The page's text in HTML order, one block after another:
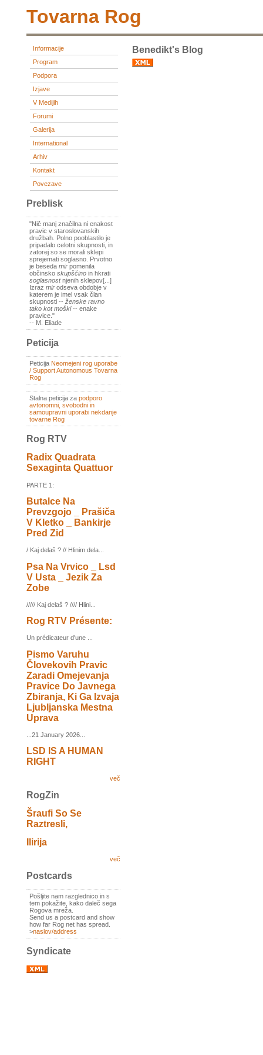
Tovarna Rog
Informacije
Program
Podpora
Izjave
V Medijih
Forumi
Galerija
International
Arhiv
Kontakt
Povezave
Preblisk
"Nič manj značilna ni enakost
pravic v staroslovanskih
družbah. Polno pooblastilo je
pripadalo celotni skupnosti, in
zatorej so se morali sklepi
sprejemati soglasno. Prvotno
je beseda mir pomenila
občinsko skupščino in hkrati
soglasnostnjenih sklepov[...]
Izraz mir odseva obdobje v
katerem je imel vsak član
skupnosti -- ženske ravno
tako kot moški-- enake
pravice."
-- M. Eliade
Peticija
Peticija Neomejeni rog uporabe
/ Support Autonomous Tovarna
Rog
Stalna peticija za podporo
avtonomni, svobodni in
samoupravni uporabi nekdanje
tovarne Rog
Rog RTV
Radix Quadrata
Sexaginta Quattuor
PARTE 1:
Butalce Na
Prevzgojo _ Prašiča
V Kletko _ Bankirje
Pred Zid
/ Kaj delaš ? // Hlinim dela...
Psa Na Vrvico _ Lsd
V Usta _ Jezik Za
Zobe
///// Kaj delaš ? //// Hlini...
Rog RTV Présente:
Un prédicateur d'une ...
Pismo Varuhu
Človekovih Pravic
Zaradi Omejevanja
Pravice Do Javnega
Zbiranja, Ki Ga Izvaja
Ljubljanska Mestna
Uprava
...21 January 2026...
LSD IS A HUMAN
RIGHT
več
RogZin
Šraufi So Se
Raztresli,
Ilirija
več
Postcards
Pošljite nam razglednico in s
tem pokažite, kako daleč sega
Rogova mreža.
Send us a postcard and show
how far Rog net has spread.
>naslov/address
Syndicate
Benedikt's Blog